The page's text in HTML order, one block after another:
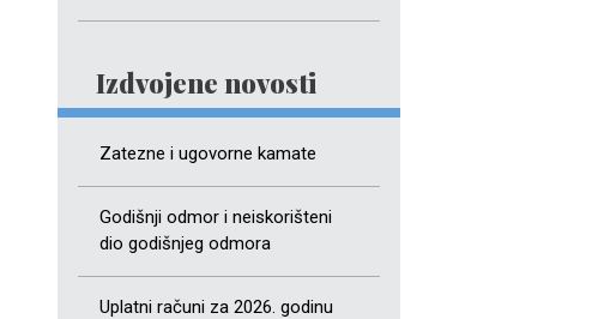
Izdvojene novosti
Zatezne i ugovorne kamate
Godišnji odmor i neiskorišteni
dio godišnjeg odmora
Uplatni računi za 2026. godinu